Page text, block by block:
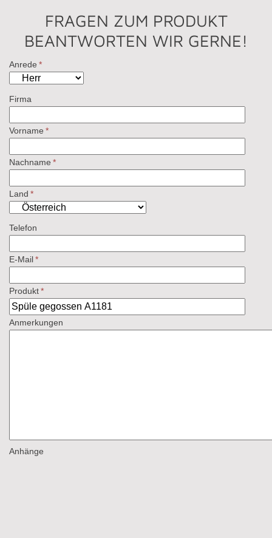
FRAGEN ZUM PRODUKT
BEANTWORTEN WIR GERNE!
Anrede *
Firma
Vorname *
Nachname *
Land *
Telefon
E-Mail*
Produkt*
Anmerkungen
Anhänge